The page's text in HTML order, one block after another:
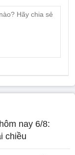
nay 6/8:
chiều